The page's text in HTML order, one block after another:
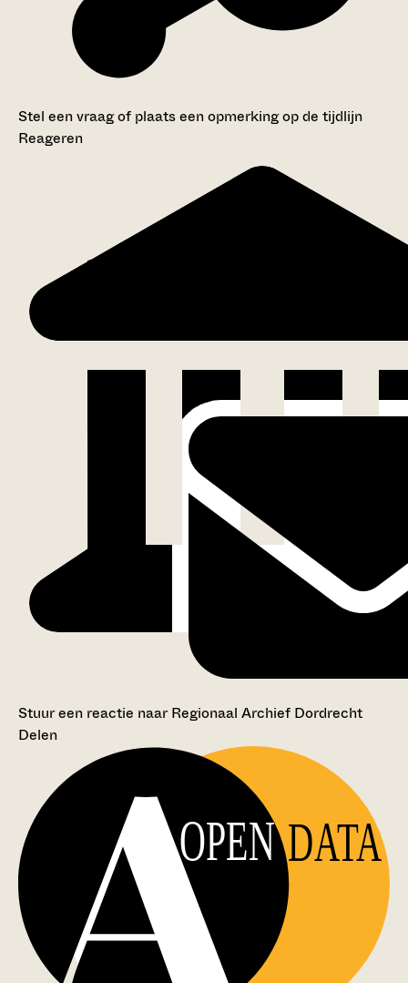
Stel een vraag of plaats een opmerking op de tijdlijn
Reageren
Stuur een reactie naar Regionaal Archief Dordrecht
Delen
OPEN DATA